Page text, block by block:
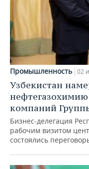
Промышленность 02
Узбекистан
компаний
Бизнес-делегация
рабочим визитом
состоялись